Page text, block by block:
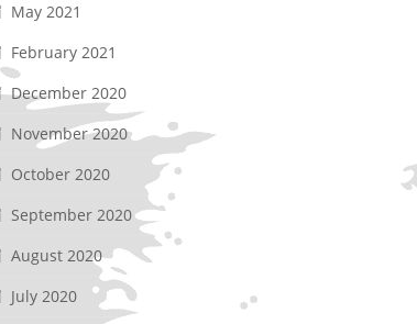
May 2021
February 2021
December 2020
November 2020
October 2020
September 2020
August 2020
July 2020